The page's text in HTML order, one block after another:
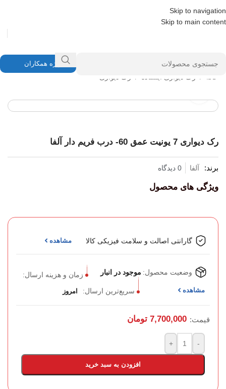
Skip to navigation
Skip to main content
ویژه همکاران
رک دیواری 7 یونیت عمق 60- درب فریم دار آلفا
برند: آلفا 0 دیدگاه
ویژگی های محصول
گارانتی اصالت و سلامت فیزیکی کالا مشاهده
وضعیت محصول: موجود در انبار زمان و هزینه ارسال:
مشاهده سریع‌ترین ارسال: امروز
قیمت: 7,700,000 تومان
-
+
افزودن به سبد خرید